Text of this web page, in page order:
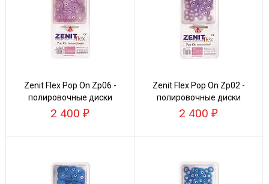
Zenit Flex Pop On Zp06 -
полировочные диски
2 400
Zenit Flex Pop On Zp02 -
полировочные диски
2 400